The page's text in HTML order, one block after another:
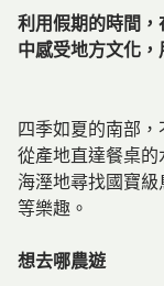
利用假期的時間
中感受地方文化
四季如夏的南部
從產地直達餐桌
海溼地尋找國寶
等樂趣。
想去哪農遊